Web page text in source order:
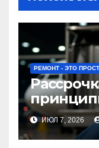
РЕМОНТ - ЭТО
ИЮЛ 7, 2026